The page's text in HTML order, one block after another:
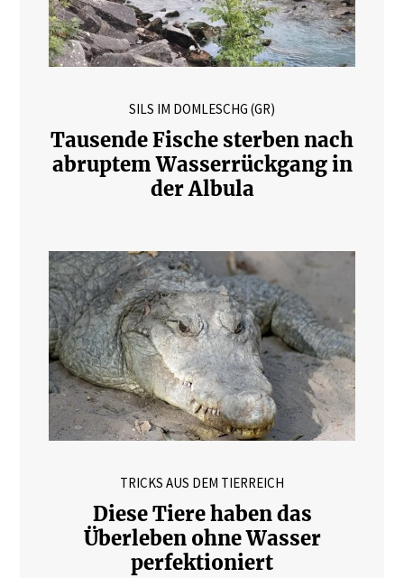
SILS IM DOMLESCHG (GR)
Tausende Fische sterben nach
abruptem Wasserrückgang in
der Albula
TRICKS AUS DEM TIERREICH
Diese Tiere haben das
Überleben ohne Wasser
perfektioniert